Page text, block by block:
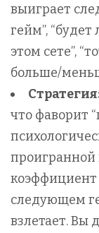
выиграет
гейм”, “будет
этом сете”,
больше/
что фаворит
проигранной
коэффициент
следующем
взлетает. Вы